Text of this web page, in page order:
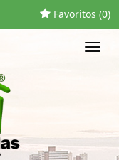
Favoritos (0)